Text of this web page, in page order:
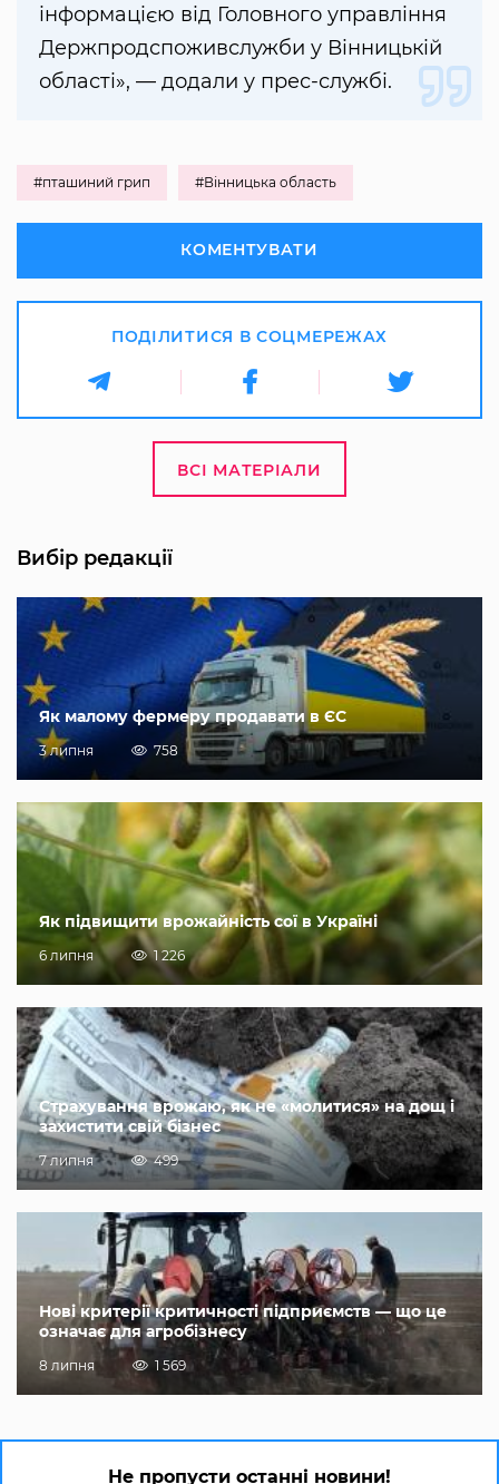
інформацією від Головного управління
Держпродспоживслужби у Вінницькій
області», — додали у прес-службі.
#пташиний грип #Вінницька область
КОМЕНТУВАТИ
ПОДІЛИТИСЯ В СОЦМЕРЕЖАХ
ВСІ МАТЕРІАЛИ
Вибір редакції
Як малому фермеру продавати в ЄС
3 липня 758
Як підвищити врожайність сої в Україні
6 липня 1 226
Страхування врожаю, як не «молитися» на дощ і
захистити свій бізнес
7 липня 499
Нові критерії критичності підприємств — що це
означає для агробізнесу
8 липня 1 569
Не пропусти останні новини!